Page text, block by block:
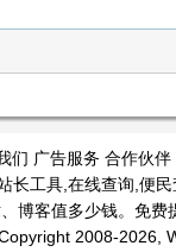
们 广告服务 合作伙伴
长工具, 在线查询 便民
博客值多少钱。免
2008-2026,